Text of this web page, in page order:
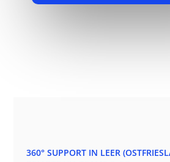
360° SUPPORT IN LEER